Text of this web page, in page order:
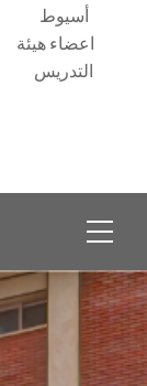
HEADER
MENU
أسيوط
اعضاء هيئة
التدريس